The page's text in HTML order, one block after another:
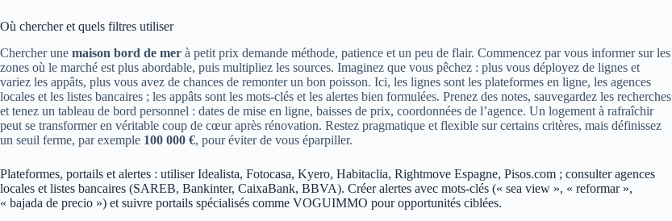
Où chercher et quels filtres utiliser
Chercher une maison bord de mer à petit prix demande méthode, patience et un peu de flair. Commencez par vous informer sur les
zones où le marché est plus abordable, puis multipliez les sources. Imaginez que vous pêchez : plus vous déployez de lignes et
variez les appâts, plus vous avez de chances de remonter un bon poisson. Ici, les lignes sont les plateformes en ligne, les agences
locales et les listes bancaires ; les appâts sont les mots-clés et les alertes bien formulées. Prenez des notes, sauvegardez les recherches
et tenez un tableau de bord personnel : dates de mise en ligne, baisses de prix, coordonnées de l’agence. Un logement à rafraîchir
peut se transformer en véritable coup de cœur après rénovation. Restez pragmatique et flexible sur certains critères, mais définissez
un seuil ferme, par exemple 100 000 €, pour éviter de vous éparpiller.
Plateformes, portails et alertes : utiliser Idealista, Fotocasa, Kyero, Habitaclia, Rightmove Espagne, Pisos.com ; consulter agences
locales et listes bancaires (SAREB, Bankinter, CaixaBank, BBVA). Créer alertes avec mots-clés (« sea view », « reformar »,
« bajada de precio ») et suivre portails spécialisés comme VOGUIMMO pour opportunités ciblées.